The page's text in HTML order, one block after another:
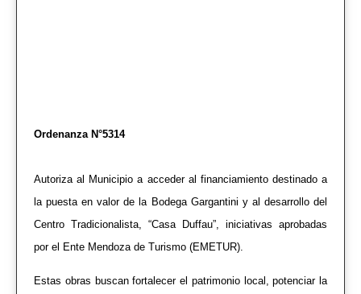
Ordenanza N°5314
Autoriza al Municipio a acceder al financiamiento destinado a
la puesta en valor de la Bodega Gargantini y al desarrollo del
Centro Tradicionalista, “Casa Duffau”, iniciativas aprobadas
por el Ente Mendoza de Turismo (EMETUR).
Estas obras buscan fortalecer el patrimonio local, potenciar la